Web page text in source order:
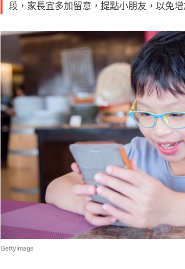
段，家長宜多加留意，提點小朋友，以免
GettyImage